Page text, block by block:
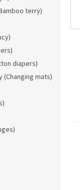
terry)
diapers)
mats)